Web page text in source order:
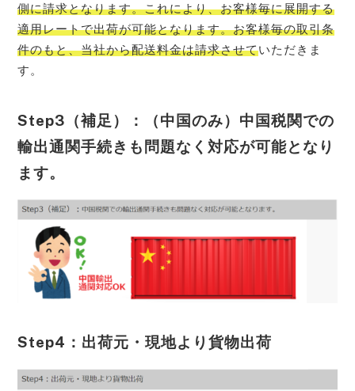
側に請求となります。これにより、お客様毎に展開する
適用レートで出荷が可能となります。お客様毎の取引条
件のもと、当社から配送料金は請求させていただきま
す。
Step3（補足）：（中国のみ）中国税関での
輸出通関手続きも問題なく対応が可能となり
ます。
Step4：出荷元・現地より貨物出荷